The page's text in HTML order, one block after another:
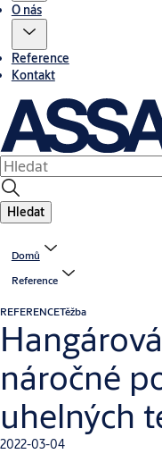
O nás
Reference
Kontakt
Hledat
Domů
Reference
REFERENCETěžba
náročné
uhelných
2022-03-04